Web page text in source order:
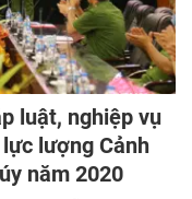
luật, nghiệp vụ
lượng Cảnh
năm 2020